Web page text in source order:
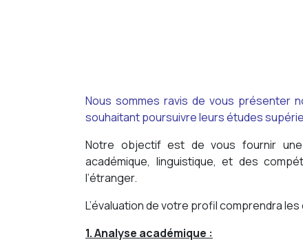
Nous sommes ravis de vous présenter
souhaitant poursuivre leurs études
Notre objectif est de vous fournir
académique, linguistique, et des
l’étranger.
L’évaluation de votre profil comprendra
1. Analyse académique :